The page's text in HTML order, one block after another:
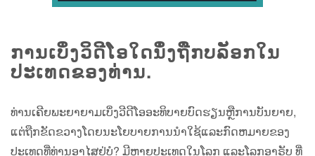
ການເບິ່ງວິດີໂອໃດນຶ່ງຖືກບລັອກໃນ
ປະເທດຂອງທ່ານ.
ທ່ານເຄີຍພະຍາຍາມເບິ່ງວີດີໂອອະທິບາຍບົດຮຽນຫຼືການບັນຍາຍ,
ແຕ່ຖືກຂັດຂວາງໂດຍນະໂຍບາຍການນໍາໃຊ້ແລະກົດຫມາຍຂອງ
ປະເທດທີ່ທ່ານອາໄສຢູ່ບໍ? ມີຫຼາຍປະເທດໃນໂລກ ແລະໂລກອາຣັບ ທີ່